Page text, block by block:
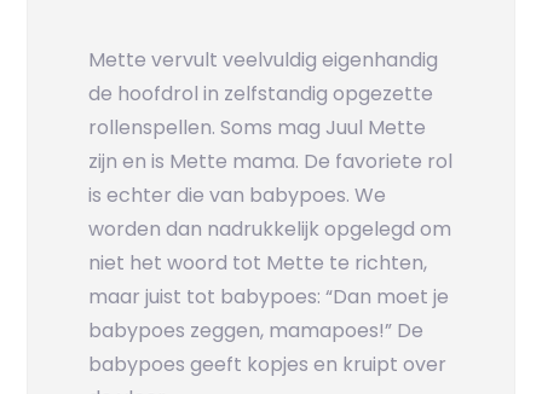
Mette vervult veelvuldig eigenhandig
de hoofdrol in zelfstandig opgezette
rollenspellen. Soms mag Juul Mette
zijn en is Mette mama. De favoriete rol
is echter die van babypoes. We
worden dan nadrukkelijk opgelegd om
niet het woord tot Mette te richten,
maar juist tot babypoes: “Dan moet je
babypoes zeggen, mamapoes!” De
babypoes geeft kopjes en kruipt over